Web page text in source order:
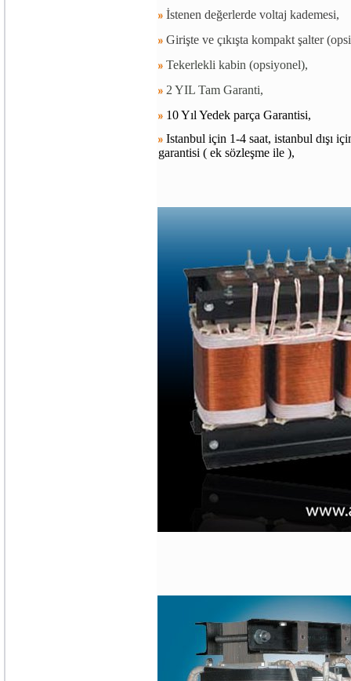
İstenen değerlerde voltaj kademesi,
Girişte ve çıkışta kompakt şalter
Tekerlekli kabin (opsiyonel),
2 YIL Tam Garanti,
10 Yıl Yedek parça Garantisi,
Istanbul için 1-4 saat, istanbul dışı
garantisi ( ek sözleşme ile ),